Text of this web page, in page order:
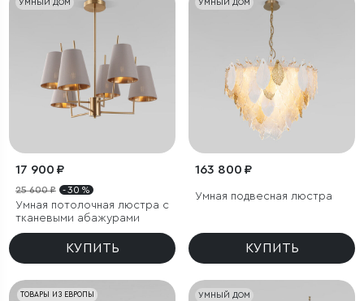
УМНЫЙ ДОМ
17 900 ₽
25 600 ₽ - 30 %
Умная потолочная люстра с
тканевыми абажурами
КУПИТЬ
УМНЫЙ ДОМ
163 800 ₽
Умная подвесная люстра
КУПИТЬ
ТОВАРЫ ИЗ ЕВРОПЫ УМНЫЙ ДОМ